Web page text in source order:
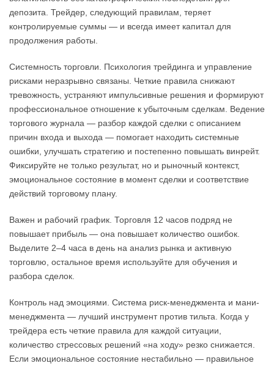
депозита. Трейдер, следующий правилам, теряет
контролируемые суммы — и всегда имеет капитал для
продолжения работы.
Системность торговли. Психология трейдинга и управление
рисками неразрывно связаны. Четкие правила снижают
тревожность, устраняют импульсивные решения и формируют
профессиональное отношение к убыточным сделкам. Ведение
торгового журнала — разбор каждой сделки с описанием
причин входа и выхода — помогает находить системные
ошибки, улучшать стратегию и постепенно повышать винрейт.
Фиксируйте не только результат, но и рыночный контекст,
эмоциональное состояние в момент сделки и соответствие
действий торговому плану.
Важен и рабочий график. Торговля 12 часов подряд не
повышает прибыль — она повышает количество ошибок.
Выделите 2–4 часа в день на анализ рынка и активную
торговлю, остальное время используйте для обучения и
разбора сделок.
Контроль над эмоциями. Система риск-менеджмента и мани-
менеджмента — лучший инструмент против тильта. Когда у
трейдера есть четкие правила для каждой ситуации,
количество стрессовых решений «на ходу» резко снижается.
Если эмоциональное состояние нестабильно — правильное